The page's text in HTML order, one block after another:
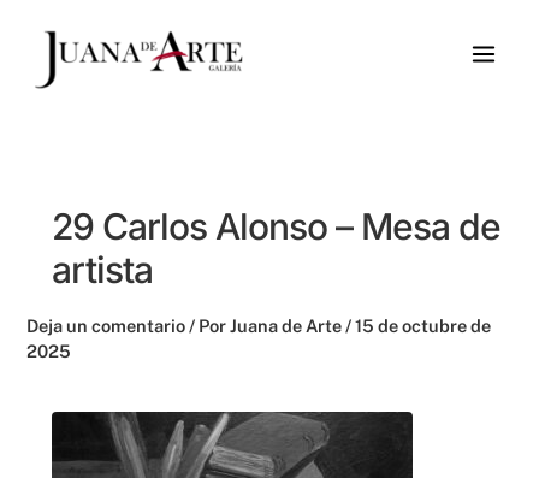
29 Carlos Alonso – Mesa de
artista
Deja un comentario / PorJuana de Arte/15 de octubre de
2025